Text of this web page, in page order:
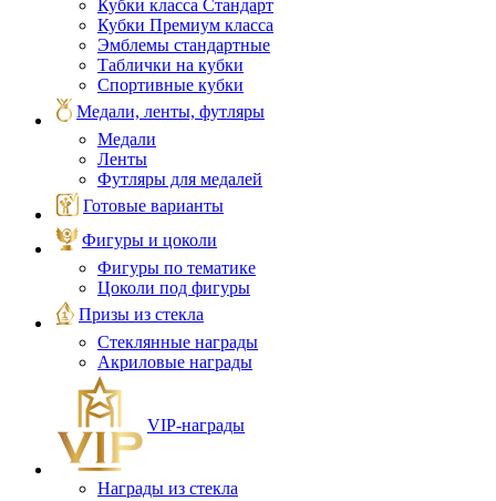
Кубки класса Стандарт
Кубки Премиум класса
Эмблемы стандартные
Таблички на кубки
Спортивные кубки
Медали, ленты, футляры
Медали
Ленты
Футляры для медалей
Готовые варианты
Фигуры и цоколи
Фигуры по тематике
Цоколи под фигуры
Призы из стекла
Стеклянные награды
Акриловые награды
VIP‑награды
Награды из стекла